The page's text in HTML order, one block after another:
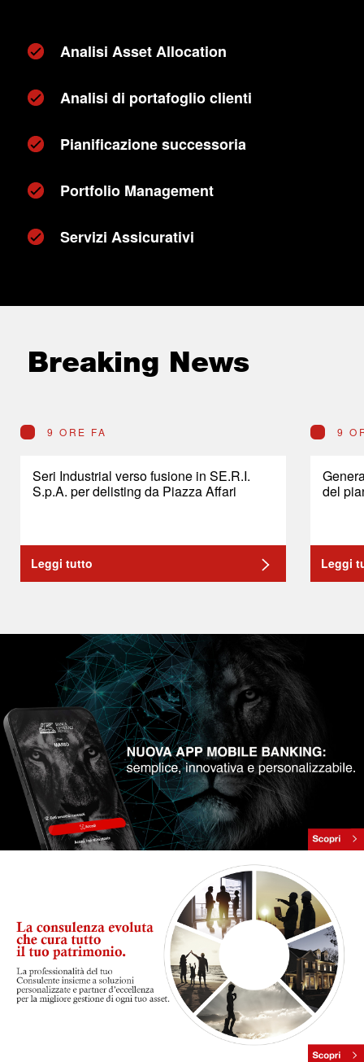
Analisi Asset Allocation
Analisi di portafoglio clienti
Pianificazione successoria
Portfolio Management
Servizi Assicurativi
Breaking News
9 ORE FA
Seri Industrial verso fusione in SE.R.I.
S.p.A. per delisting da Piazza Affari
Leggi tutto
9
del
Leggi